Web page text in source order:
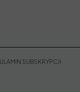
SUBSKRYPCJI